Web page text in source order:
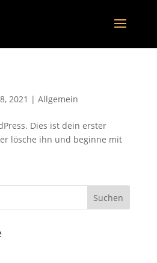
2021 | Allgemein
Dies ist dein erster
lösche ihn und beginne mit